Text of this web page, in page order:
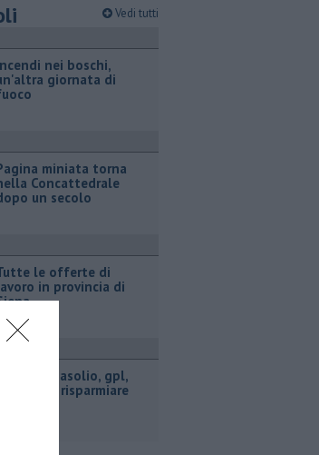
Vedi tutti
nei boschi,
giornata di
miniata torna
Concattedrale
un secolo
le offerte di
in provincia di
​Benzina, gasolio, gpl,
ecco dove risparmiare